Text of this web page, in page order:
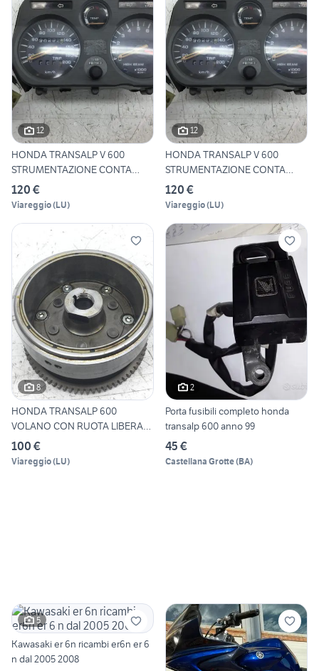
12
HONDA TRANSALP V 600
STRUMENTAZIONE CONTA
CHILOMET
120 €
Viareggio(LU)
12
HONDA TRANSALP V 600
STRUMENTAZIONE CONTA
CHILOMET
120 €
Viareggio(LU)
8
HONDA TRANSALP 600
VOLANO CON RUOTA LIBERA
1997 19
100 €
Viareggio(LU)
2
Porta fusibili completo honda
transalp 600 anno 99
45 €
Castellana Grotte(BA)
5
Kawasaki er 6n ricambi er6n er 6
n dal 2005 2008